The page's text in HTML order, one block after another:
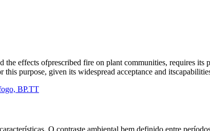
effects ofprescribed fire on plant communities, requires its
purpose, given its widespread acceptance and
BP.TT
O contraste ambiental bem definido entre